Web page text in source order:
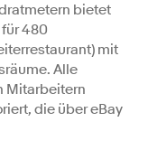
bietet
480
mit
Alle
Mitarbeitern
die über eBay